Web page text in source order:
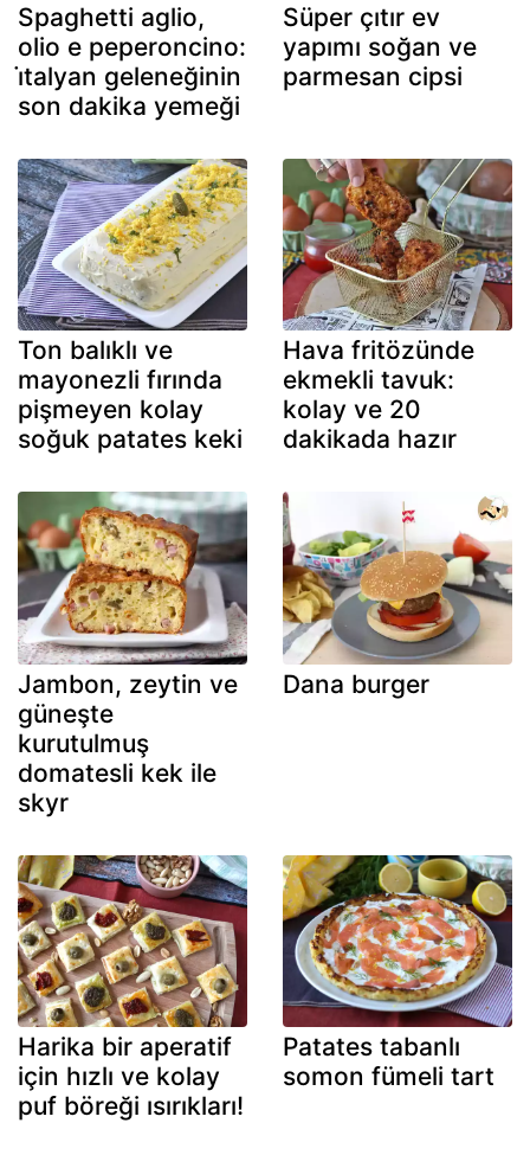
Spaghetti aglio,
olio e peperoncino:
i̇talyan geleneğinin
son dakika yemeği
Süper çıtır ev
yapımı soğan ve
parmesan cipsi
Ton balıklı ve
mayonezli fırında
pişmeyen kolay
soğuk patates keki
Hava fritözünde
ekmekli tavuk:
kolay ve 20
dakikada hazır
Jambon, zeytin ve
güneşte
kurutulmuş
domatesli kek ile
skyr
Dana burger
Harika bir aperatif
için hızlı ve kolay
puf böreği ısırıkları!
Patates tabanlı
somon fümeli tart